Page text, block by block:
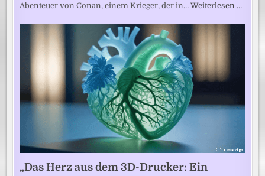
Abenteuer von Conan, einem Krieger, der in…Weiterlesen …
„Das Herz aus dem 3D-Drucker: Ein